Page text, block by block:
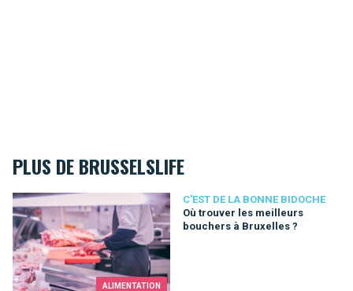
PLUS DE BRUSSELSLIFE
ALIMENTATION
C'EST DE LA BONNE BIDOCHE
Où trouver les meilleurs
bouchers à Bruxelles ?
Où trouver les meilleurs bouchers à Bruxelles ?